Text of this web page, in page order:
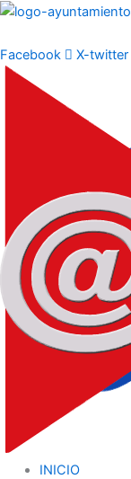
Ir
contenido
Facebook X-twitter
INICIO